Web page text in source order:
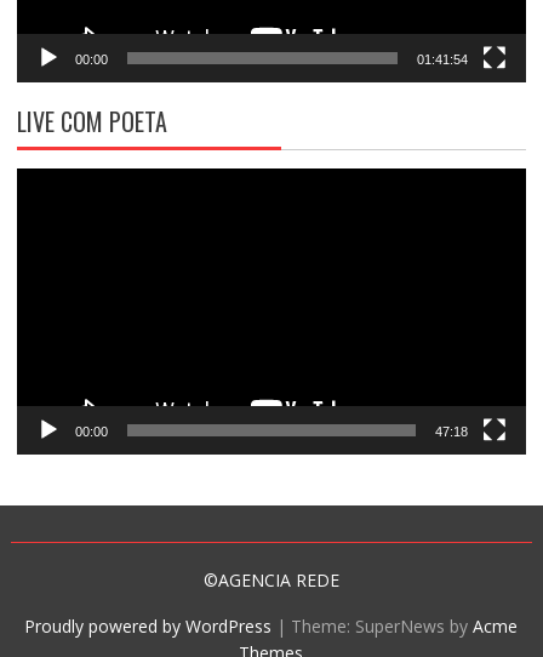
00:00 01:41:54
LIVE COM POETA
00:00 47:18
©AGENCIA REDE
Proudly powered by WordPress | Theme: SuperNews byAcme